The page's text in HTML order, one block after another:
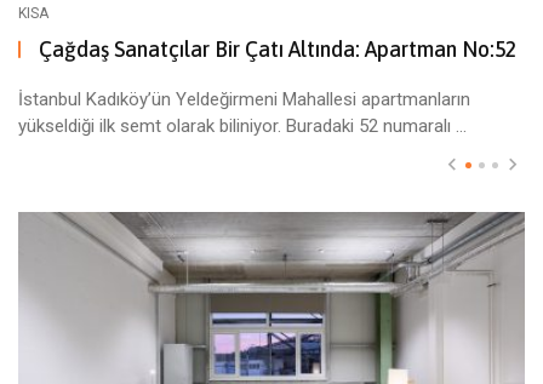
KISA
Çağdaş Sanatçılar Bir Çatı Altında: Apartman No:52
İstanbul Kadıköy’ün Yeldeğirmeni Mahallesi apartmanların
yükseldiği ilk semt olarak biliniyor. Buradaki 52 numaralı ...